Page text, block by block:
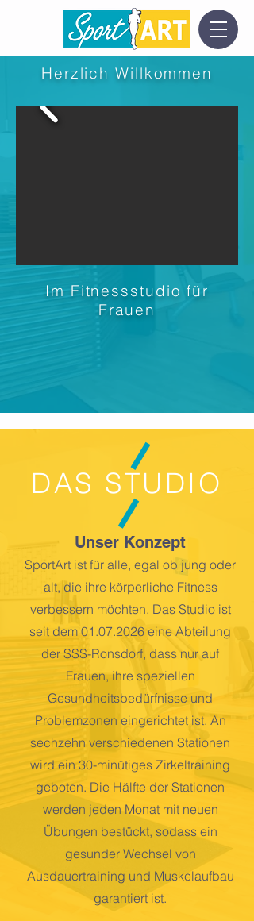
Herzlich Willkommen
Im Fitnessstudio für
Frauen
DAS STUDIO
Unser Konzept
SportArt ist für alle, egal ob jung oder
alt, die ihre körperliche Fitness
verbessern möchten. Das Studio ist
seit dem 01.07.2026 eine Abteilung
der SSS-Ronsdorf, dass nur auf
Frauen, ihre speziellen
Gesundheitsbedürfnisse und
Problemzonen eingerichtet ist. An
sechzehn verschiedenen Stationen
wird ein 30-minütiges Zirkeltraining
geboten. Die Hälfte der Stationen
werden jeden Monat mit neuen
Übungen bestückt, sodass ein
gesunder Wechsel von
Ausdauertraining und Muskelaufbau
garantiert ist.